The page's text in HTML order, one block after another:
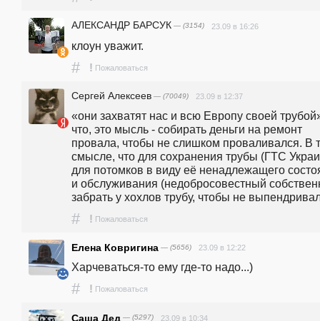
АЛЕКСАНДР БАРСУК — (3154) 23.09 в 16:26
клоун уважит.
# ! Пожаловаться
Сергей Алексеев — (70049) 23.09 в 12:37
«они захватят нас и всю Европу своей
что, это мысль - собирать деньги на ремонт
провала, чтобы не слишком проваливался. В
смысле, что для сохранения трубы (ГТС
для потомков в виду её ненадлежащего
и обслуживания (недобросовестный
забрать у хохлов трубу, чтобы не
# ! Пожаловаться
Елена Ковригина — (5656) 23.09 в 12:22
Харчеваться-то ему где-то надо...)
# ! Пожаловаться
Саша Дед — (5297) 23.09 в 10:34